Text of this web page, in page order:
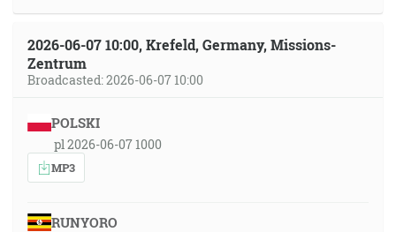
2026-06-07 10:00, Krefeld, Germany, Missions-
Zentrum
Broadcasted: 2026-06-07 10:00
POLSKI
pl 2026-06-07 1000
MP3
RUNYORO